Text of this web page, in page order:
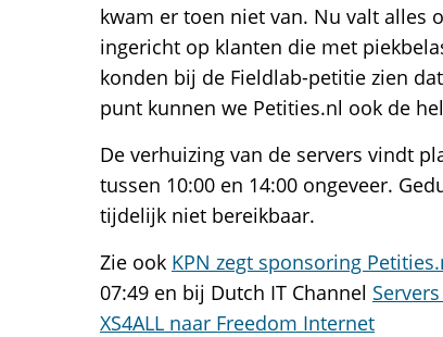
kwam er toen niet van. Nu valt alles
ingericht op klanten die met
konden bij de Fieldlab-petitie zien
punt kunnen we Petities.nl ook de
De verhuizing van de servers vindt
tussen 10:00 en 14:00 ongeveer.
tijdelijk niet bereikbaar.
Zie ook KPN zegt sponsoring
07:49 en bij Dutch IT Channel
XS4ALL naar Freedom Internet